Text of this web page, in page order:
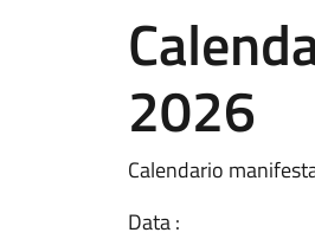
2026
Calendario
Data :